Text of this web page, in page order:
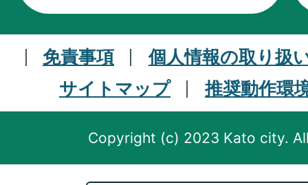
免責事項
個人情報の取り扱
サイトマップ
推奨動作環
Copyright (c) 2023 Kato city.